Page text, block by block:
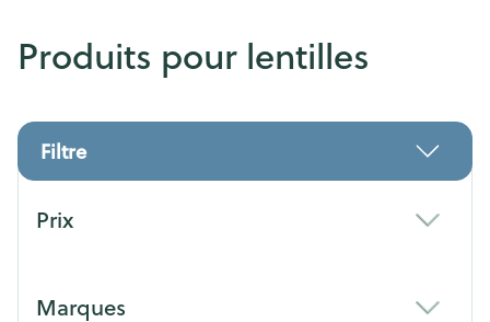
Produits pour lentilles
Filtre
Prix
Marques